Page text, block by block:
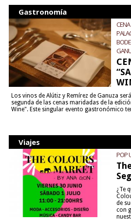
Gastronomía
Los vinos de Alútiz y Remírez de Ganuza
segunda de las cenas maridadas de la
Wine". Este singular evento gastronómico
Viajes
POP
¿Te
de
con